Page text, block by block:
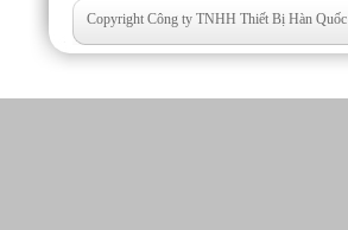
Copyright Công ty TNHH Thiết Bị Hàn Quốc